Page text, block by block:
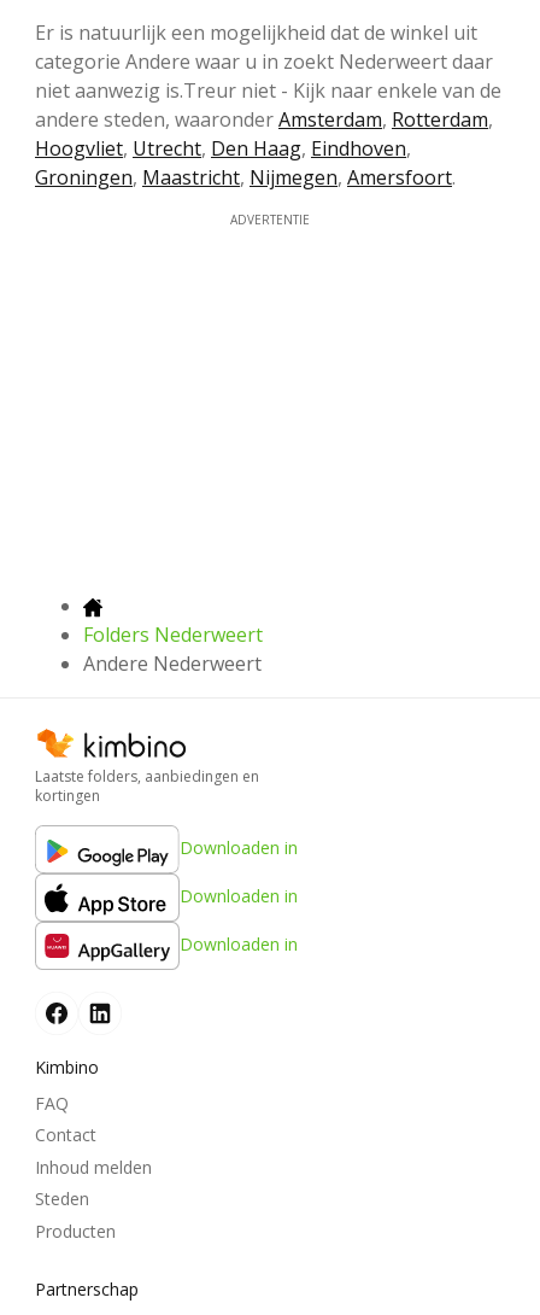
Er is natuurlijk een mogelijkheid dat de winkel uit
categorie Andere waar u in zoekt Nederweert daar
niet aanwezig is.Treur niet - Kijk naar enkele van de
andere steden, waaronderAmsterdam, Rotterdam,
Hoogvliet, Utrecht, Den Haag, Eindhoven,
Groningen, Maastricht, Nijmegen, Amersfoort.
ADVERTENTIE
Folders Nederweert
Andere Nederweert
Laatste folders, aanbiedingen en
kortingen
Downloaden in
Downloaden in
Downloaden in
Kimbino
FAQ
Contact
Inhoud melden
Steden
Producten
Partnerschap